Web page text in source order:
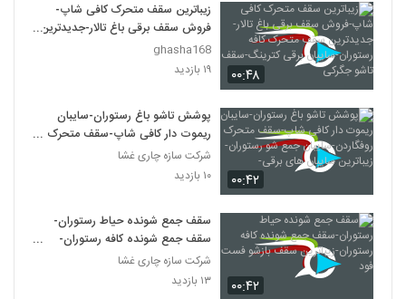
۰۰:۴۸
زیباترین سقف متحرک کافی شاپ-
فروش سقف برقی باغ تالار-جدیدترین
سقف متحرک کافه رستوران-سایبان
برقی کترینگ-سقف تاشو جگرکی
ghasha168
۱۹ بازدید
۰۰:۴۲
پوشش تاشو باغ رستوران-سایبان
ریموت دار کافی شاپ-سقف متحرک
روفگاردن-سایبان جمع شو رستوران-
زیباترین سایبان های برقی-
شرکت سازه چاری غشا
۱۰ بازدید
۰۰:۴۲
سقف جمع شونده حیاط رستوران-
سقف جمع شونده کافه رستوران-
زیباترین سقف بازشو فست فود
شرکت سازه چاری غشا
۱۳ بازدید